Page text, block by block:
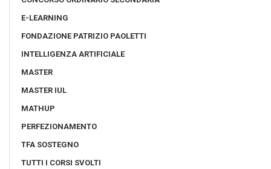
E-LEARNING
FONDAZIONE PATRIZIO PAOLETTI
INTELLIGENZA ARTIFICIALE
MASTER
MASTER IUL
MATHUP
PERFEZIONAMENTO
TFA SOSTEGNO
TUTTI I CORSI SVOLTI